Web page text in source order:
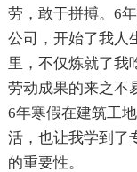
劳，敢于拼搏。6
公司，开始了我人
里，不仅炼就了我
劳动成果的来之不
6年寒假在建筑工
活，也让我学到了
的重要性。